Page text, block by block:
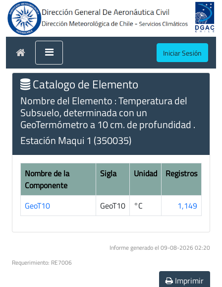
Iniciar Sesión
Catalogo de Elemento
Nombre del Elemento : Temperatura del
Subsuelo, determinada con un
GeoTermómetro a 10 cm. de profundidad .
Estación Maqui 1 (350035)
Nombre de la
Componente
Sigla Unidad Registros
GeoT10 GeoT10 °C 1,149
Informe generado el 09-08-2026 02:20
Requerimiento: RE7006
Imprimir